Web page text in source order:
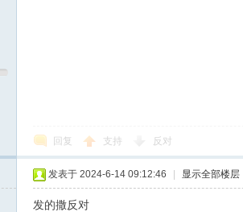
回复 支持 反对
发表于 2024-6-14 09:12:46 显示全部楼层
发的撒反对